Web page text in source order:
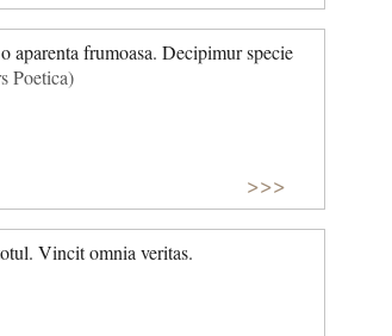
aparenta frumoasa. Decipimur specie
Poetica)
>>>
Vincit omnia veritas.